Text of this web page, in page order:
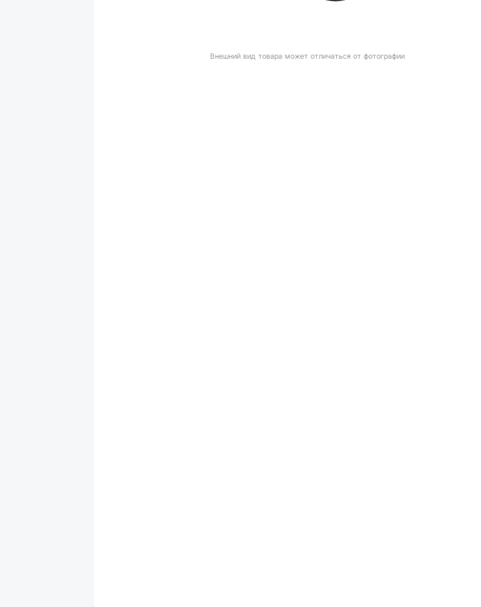
Внешний вид товара может отличаться от фотографии